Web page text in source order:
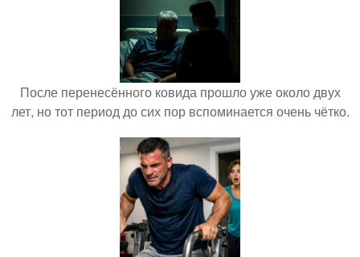
После перенесённого ковида прошло уже около двух
лет, но тот период до сих пор вспоминается очень чётко.